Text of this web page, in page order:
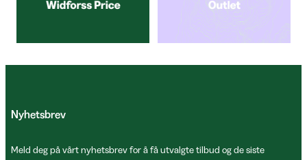
Nyhetsbrev
Meld deg på vårt nyhetsbrev for å få utvalgte tilbud og de siste